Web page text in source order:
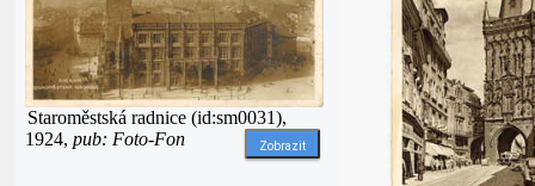
Staroměstská radnice (id:sm0031),
1924, pub: Foto-Fon Zobrazit